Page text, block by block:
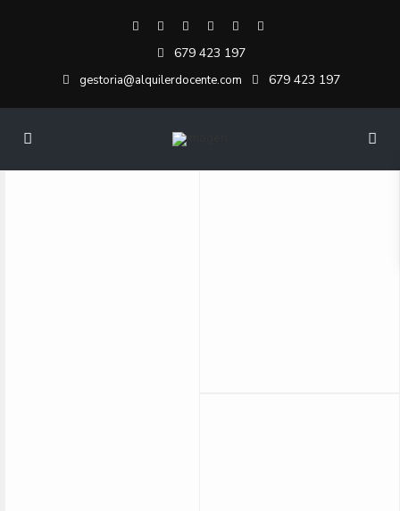
679 423 197
gestoria@alquilerdocente.com 679 423 197